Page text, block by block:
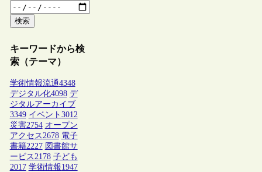
検索
キーワードから検
索（テーマ）
学術情報流通4348
デジタル化4098 デ
ジタルアーカイブ
3349 イベント 3012
災害2754 オープン
アクセス 2678 電子
書籍2227 図書館サ
ービス 2178 子ども
2017 学術情報1947